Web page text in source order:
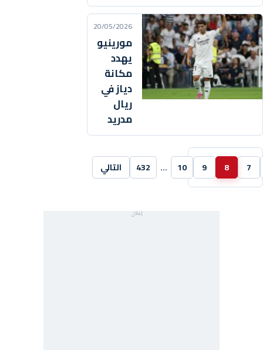
20/05/2026
مورينيو
يهدد
مكانة
دياز في
ريال
مدريد
7
8
9
10
…
432 التالي